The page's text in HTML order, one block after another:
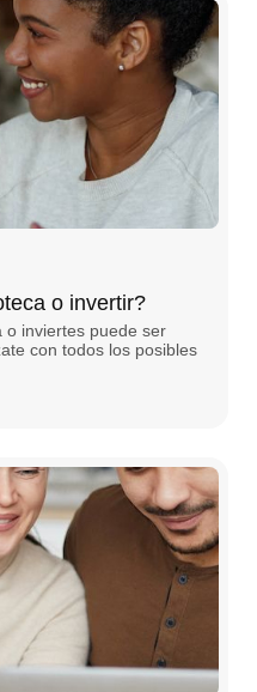
o invertir?
o inviertes puede ser
con todos los posibles